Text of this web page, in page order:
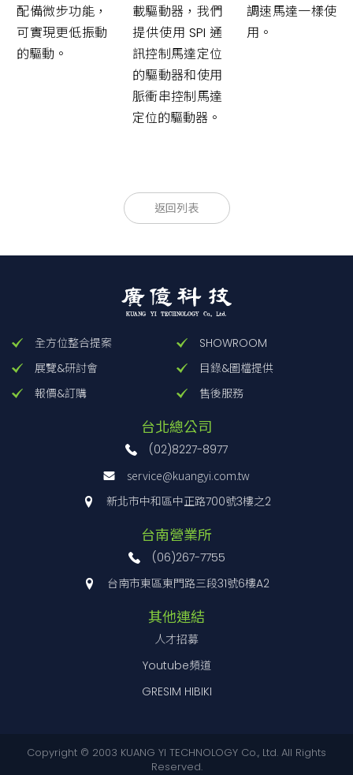
配備微步功能，
可實現更低振動
的驅動。
載驅動器，我們
提供使用 SPI 通
訊控制馬達定位
的驅動器和使用
脈衝串控制馬達
定位的驅動器。
調速馬達一樣使
用。
返回列表
全方位整合提案
SHOWROOM
展覽&研討會
目錄&圖檔提供
報價&訂購
售後服務
台北總公司
(02)8227-8977
service@kuangyi.com.tw
新北市中和區中正路700號3樓之2
台南營業所
(06)267-7755
台南市東區東門路三段31號6樓A2
其他連結
人才招募
Youtube頻道
GRESIM HIBIKI
Copyright © 2003 KUANG YI TECHNOLOGY Co., Ltd. All Rights
Reserved.